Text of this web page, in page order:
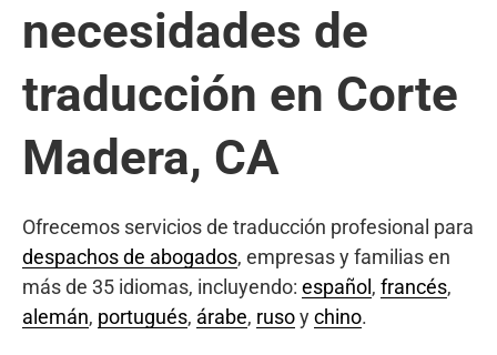
necesidades de
traducción en Corte
Madera, CA
Ofrecemos servicios de traducción profesional para
despachos de abogados, empresas y familias en
más de 35 idiomas, incluyendo: español , francés,
alemán, portugués, árabe, rusoychino.